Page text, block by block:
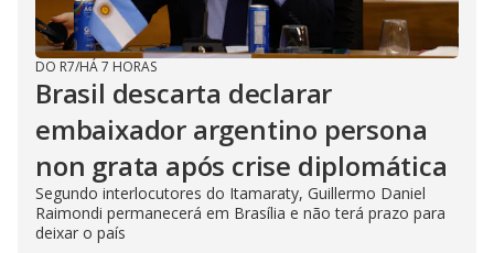
DO R7/HÁ 7 HORAS
Brasil descarta declarar
embaixador argentino persona
non grata após crise diplomática
Segundo interlocutores do Itamaraty, Guillermo Daniel
Raimondi permanecerá em Brasília e não terá prazo para
deixar o país